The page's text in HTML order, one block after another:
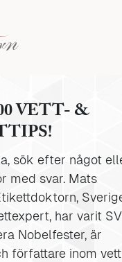
VETT- &
sök efter något
med svar. Mats
har varit
Nobelfester, är
författare inom